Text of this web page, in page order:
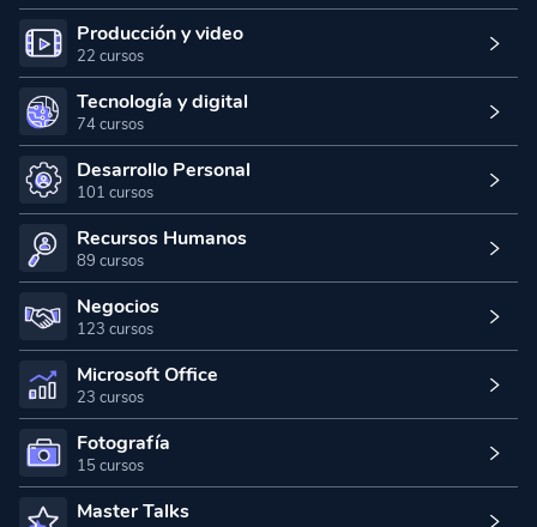
Producción y video
22 cursos
Tecnología y digital
74 cursos
Desarrollo Personal
101 cursos
Recursos Humanos
89 cursos
Negocios
123 cursos
Microsoft Office
23 cursos
Fotografía
15 cursos
Master Talks